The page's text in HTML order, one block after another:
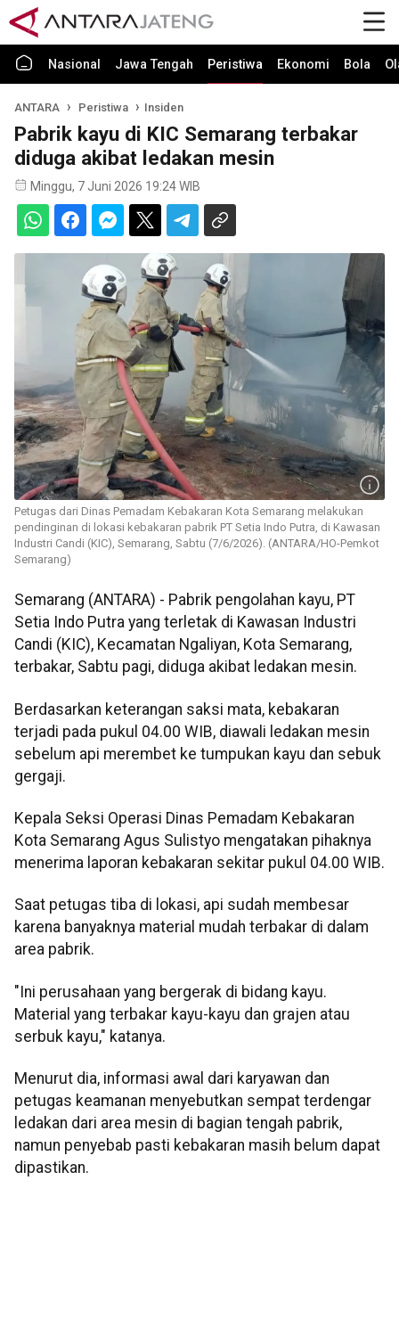
Nasional Jawa Tengah Peristiwa Ekonomi Bola
ANTARA Peristiwa Insiden
Pabrik kayu di KIC Semarang terbakar
diduga akibat ledakan mesin
Minggu, 7 Juni 2026 19:24 WIB
Petugas dari Dinas Pemadam Kebakaran Kota Semarang melakukan
pendinginan di lokasi kebakaran pabrik PT Setia Indo Putra, di Kawasan
Industri Candi (KIC), Semarang, Sabtu (7/6/2026). (ANTARA/HO-Pemkot
Semarang)
Semarang (ANTARA) - Pabrik pengolahan kayu, PT
Setia Indo Putra yang terletak di Kawasan Industri
Candi (KIC), Kecamatan Ngaliyan, Kota Semarang,
terbakar, Sabtu pagi, diduga akibat ledakan mesin.
Berdasarkan keterangan saksi mata, kebakaran
terjadi pada pukul 04.00 WIB, diawali ledakan mesin
sebelum api merembet ke tumpukan kayu dan sebuk
gergaji.
Kepala Seksi Operasi Dinas Pemadam Kebakaran
Kota Semarang Agus Sulistyo mengatakan pihaknya
menerima laporan kebakaran sekitar pukul 04.00 WIB.
Saat petugas tiba di lokasi, api sudah membesar
karena banyaknya material mudah terbakar di dalam
area pabrik.
"Ini perusahaan yang bergerak di bidang kayu.
Material yang terbakar kayu-kayu dan grajen atau
serbuk kayu," katanya.
Menurut dia, informasi awal dari karyawan dan
petugas keamanan menyebutkan sempat terdengar
ledakan dari area mesin di bagian tengah pabrik,
namun penyebab pasti kebakaran masih belum dapat
dipastikan.